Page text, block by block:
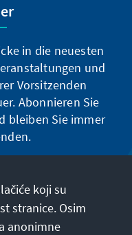
in die neuesten
und
Vorsitzenden
Abonnieren Sie
bleiben Sie immer
koji su
stranice. Osim
anonimne